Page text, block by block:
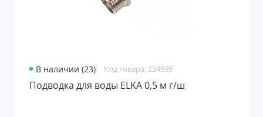
В наличии (23) Код товара: 234595
Подводка для воды ELKA 0,5 м г/ш